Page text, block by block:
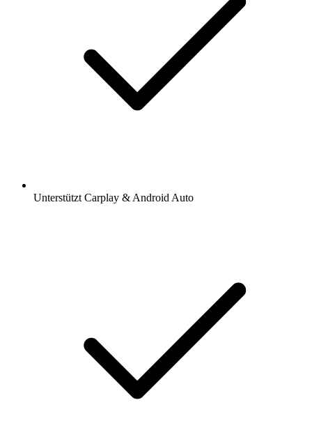
Unterstützt Carplay & Android Auto